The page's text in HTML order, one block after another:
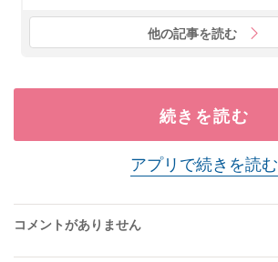
他の記事を読む
続きを読む
アプリで続きを読む
コメントがありません